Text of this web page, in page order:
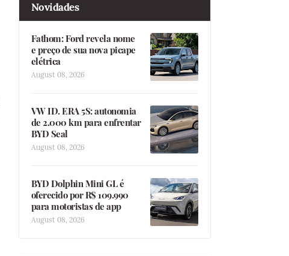
Novidades
Fathom: Ford revela nome
e preço de sua nova picape
elétrica
August 08, 2026
VW ID. ERA 5S: autonomia
de 2.000 km para enfrentar
BYD Seal
August 08, 2026
BYD Dolphin Mini GL é
oferecido por R$ 109.990
para motoristas de app
August 08, 2026